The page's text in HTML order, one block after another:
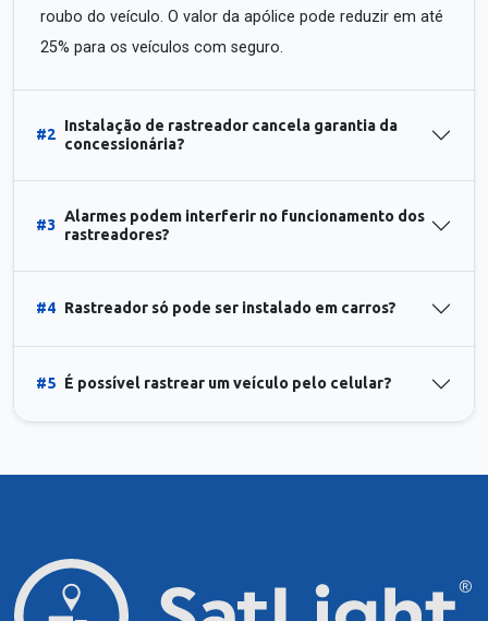
roubo do veículo. O valor da apólice pode reduzir em até
25% para os veículos com seguro.
#2
Instalação de rastreador cancela garantia da
concessionária?
#3
Alarmes podem interferir no funcionamento dos
rastreadores?
#4 Rastreador só pode ser instalado em carros?
#5 É possível rastrear um veículo pelo celular?